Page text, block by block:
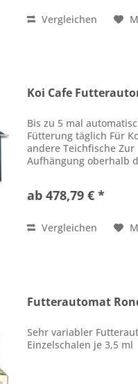
Futtermischung
Vergleichen
Koi Cafe
Bis zu 5 mal
Fütterung täglich Für
andere Teichfische Zur
Aufhängung oberhalb
ab 478,79 € *
Vergleichen
Futterautomat
Sehr variabler
Einzelschalen je 3,5 ml